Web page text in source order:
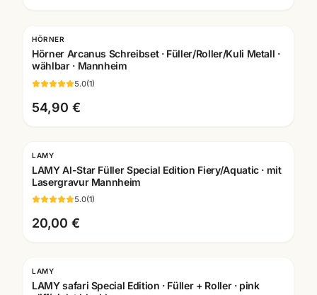
Gravur
HÖRNER
Hörner Arcanus Schreibset · Füller/Roller/Kuli Metall ·
wählbar · Mannheim
5.0(1)
54,90 €
LAMY
LAMY Al-Star Füller Special Edition Fiery/Aquatic · mit
Lasergravur Mannheim
5.0(1)
20,00 €
Gravur
LAMY
LAMY safari Special Edition · Füller + Roller · pink